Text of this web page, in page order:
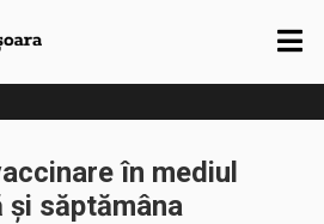
în mediul
și săptămâna